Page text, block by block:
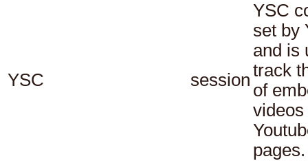
YSC session
YSC
set by
and is
track
of
videos
pages.